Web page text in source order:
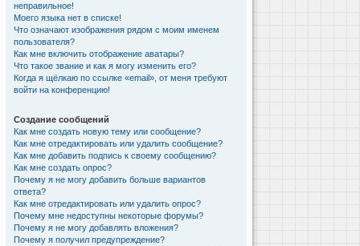
неправильное!
Моего языка нет в списке!
Что означают изображения рядом с моим именем
пользователя?
Как мне включить отображение аватары?
Что такое звание и как я могу изменить его?
Когда я щёлкаю по ссылке «email», от меня требуют
войти на конференцию!
Создание сообщений
Как мне создать новую тему или сообщение?
Как мне отредактировать или удалить сообщение?
Как мне добавить подпись к своему сообщению?
Как мне создать опрос?
Почему я не могу добавить больше вариантов
ответа?
Как мне отредактировать или удалить опрос?
Почему мне недоступны некоторые форумы?
Почему я не могу добавлять вложения?
Почему я получил предупреждение?